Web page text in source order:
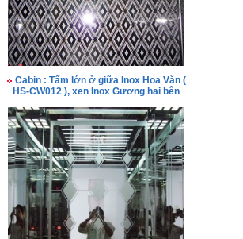
Cabin : Tấm lớn ở giữa Inox Hoa Văn (
HS-CW012 ), xen Inox Gương hai bên